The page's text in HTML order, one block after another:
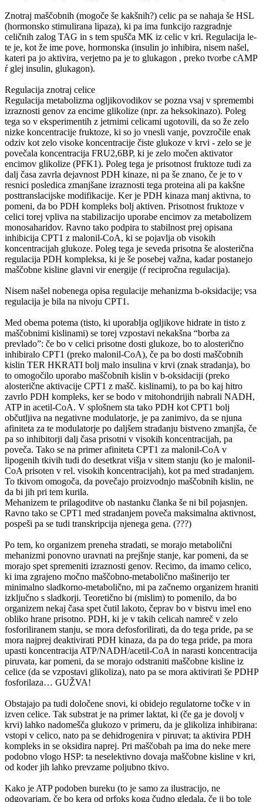
Znotraj maščobnih (mogoče še kakšnih?) celic pa se nahaja še HSL
(hormonsko stimulirana lipaza), ki pa ima funkcijo razgradnje
celičnih zalog TAG in s tem spušča MK iz celic v kri. Regulacija le-
te je, kot že ime pove, hormonska (insulin jo inhibira, nisem našel,
kateri pa jo aktivira, verjetno pa je to glukagon , preko tvorbe cAMP
ŕ glej insulin, glukagon).
Regulacija znotraj celice
Regulacija metabolizma ogljikovodikov se pozna vsaj v spremembi
izraznosti genov za encime glikolize (npr. za heksokinazo). Poleg
tega so v eksperimentih z jetrnimi celicami ugotovili, da so že zelo
nizke koncentracije fruktoze, ki so jo vnesli vanje, povzročile enak
odziv kot zelo visoke koncentracije čiste glukoze v krvi - zelo se je
povečala koncentracija FRU2,6BP, ki je zelo močen aktivator
encimov glikolize (PFK1). Poleg tega je prisotnost fruktoze tudi za
dalj časa zavrla dejavnost PDH kinaze, ni pa še znano, če je to v
resnici posledica zmanjšane izraznosti tega proteina ali pa kakšne
posttranslacijske modifikacije. Ker je PDH kinaza manj aktivna, to
pomeni, da bo PDH kompleks bolj aktiven. Prisotnost fruktoze v
celici torej vpliva na stabilizacijo uporabe encimov za metabolizem
monosaharidov. Ravno tako podpira to stabilnost prej opisana
inhibicija CPT1 z malonil-CoA, ki se pojavlja ob visokih
koncentracijah glukoze. Poleg tega je seveda prisotna še alosterična
regulacija PDH kompleksa, ki je še posebej važna, kadar postanejo
maščobne kisline glavni vir energije (ŕ recipročna regulacija).
Nisem našel nobenega opisa regulacije mehanizma b-oksidacije; vsa
regulacija je bila na nivoju CPT1.
Med obema potema (tisto, ki uporablja ogljikove hidrate in tisto z
maščobnimi kislinami) se torej vzpostavi nekakšna “borba za
prevlado”: če bo v celici prisotne dosti glukoze, bo to alosterično
inhibiralo CPT1 (preko malonil-CoA), če pa bo dosti maščobnih
kislin TER HKRATI bolj malo insulina v krvi (znak stradanja), bo
to omogočilo uporabo maščobnih kislin v b-oksidaciji (preko
alosterične aktivacije CPT1 z mašč. kislinami), to pa bo kaj hitro
zavrlo PDH kompleks, ker se bodo v mitohondrijih nabrali NADH,
ATP in acetil-CoA. V splošnem sta tako PDH kot CPT1 bolj
občutljiva na negativne modulatorje, je pa zanimivo, da se njuna
afiniteta za te modulatorje po daljšem stradanju bistveno zmanjša, če
pa so inhibitorji dalj časa prisotni v visokih koncentracijah, pa
poveča. Tako se na primer afiniteta CPT1 za malonil-CoA v
lipogenih tkivih tudi do desetkrat višja v sitem stanju (ko je malonil-
CoA prisoten v rel. visokih koncentracijah), kot pa med stradanjem.
To tkivom omogoča, da povečajo proizvodnjo maščobnih kislin, ne
da bi jih pri tem kurila.
Mehanizem te prilagoditve ob nastanku članka še ni bil pojasnjen.
Ravno tako se CPT1 med stradanjem poveča maksimalna aktivnost,
pospeši pa se tudi transkripcija njenega gena. (???)
Po tem, ko organizem preneha stradati, se morajo metabolični
mehanizmi ponovno uravnati na prejšnje stanje, kar pomeni, da se
morajo spet spremeniti izraznosti genov. Recimo, da imamo celico,
ki ima zgrajeno močno maščobno-metabolično mašinerijo ter
minimalno sladkorno-metabolično, mi pa začnemo organizem hraniti
izključno s sladkorji. Teoretično bi (mislim) to pomenilo, da bo
organizem nekaj časa spet čutil lakoto, čeprav bo v bistvu imel eno
obliko hrane prisotno. PDH, ki je v takih celicah namreč v zelo
fosforiliranem stanju, se mora defosforilirati, da do tega pride, pa se
mora najprej deaktivirati PDH kinaza, da pa do tega pride, pa mora
upasti koncentracija ATP/NADH/acetil-CoA in narasti koncentracija
piruvata, kar pomeni, da se morajo odstraniti maščobne kisline iz
celice (da se vzpostavi glikoliza), nato pa se mora aktivirati še PDHP
fosforilaza… GUŽVA!
Obstajajo pa tudi določene snovi, ki obidejo regulatorne točke v in
izven celice. Tak substrat je na primer laktat, ki (če ga je dovolj v
krvi) lahko nadomešča glukozo v primeru, da je glikoliza inhibirana:
vstopi v celico, nato pa se dehidrogenira v piruvat; ta aktivira PDH
kompleks in se oksidira naprej. Pri maščobah pa ima do neke mere
podobno vlogo HSP: ta neselektivno dovaja maščobne kisline v kri,
od koder jih lahko prevzame poljubno tkivo.
Kako je ATP podoben bureku (to je samo za ilustracijo, ne
odgovarjam, če bo kera od prfoks koga čudno gledala, če ji bo tole